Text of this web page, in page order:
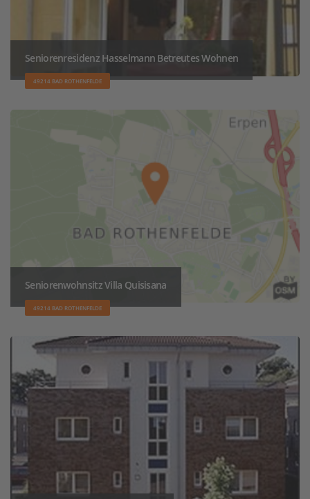
Seniorenresidenz Hasselmann Betreutes Wohnen
49214 BAD ROTHENFELDE
Seniorenwohnsitz Villa Quisisana
49214 BAD ROTHENFELDE